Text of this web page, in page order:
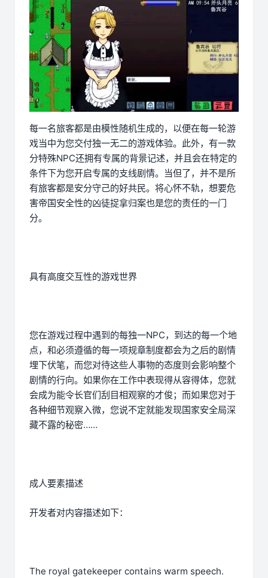
每一名旅客都是由模性随机生成的，以便在每一轮游
戏当中为您交付独一无二的游戏体验。此外，有一款
分特殊NPC还拥有专属的背景记述，并且会在特定的
条件下为您开启专属的支线剧情。当但了，并不是所
有旅客都是安分守己的好共民。将心怀不轨，想要危
害帝国安全性的凶徒捉拿归案也是您的责任的一门
分。
具有高度交互性的游戏世界
您在游戏过程中遇到的每独一NPC，到达的每一个地
点，和必须遵循的每一项规章制度都会为之后的剧情
埋下伏笔，而您对待这些人事物的态度则会影响整个
剧情的行向。如果你在工作中表现得从容得体，您就
会成为能令长官们刮目相观察的才俊；而如果您对于
各种细节观察入微，您说不定就能发现国家安全局深
藏不露的秘密……
成人要素描述
开发者对内容描述如下：
The royal gatekeeper contains warm speech.